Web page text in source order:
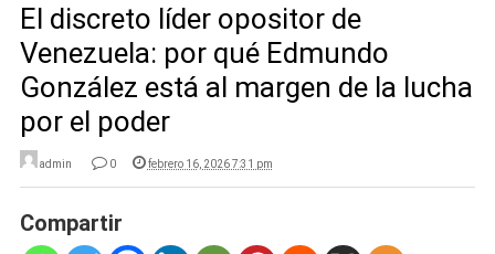
El discreto líder opositor de
Venezuela: por qué Edmundo
González está al margen de la lucha
por el poder
admin 0 febrero 16, 2026 7:31 pm
Compartir